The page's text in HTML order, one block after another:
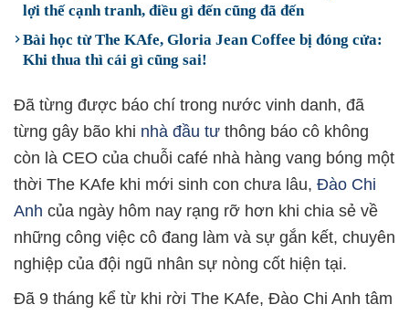
lợi thế cạnh tranh, điều gì đến cũng đã đến
Bài học từ The KAfe, Gloria Jean Coffee bị đóng cửa:
Khi thua thì cái gì cũng sai!
Đã từng được báo chí trong nước vinh danh, đã
từng gây bão khi nhà đầu tư thông báo cô không
còn là CEO của chuỗi café nhà hàng vang bóng một
thời The KAfe khi mới sinh con chưa lâu, Đào Chi
Anh của ngày hôm nay rạng rỡ hơn khi chia sẻ về
những công việc cô đang làm và sự gắn kết, chuyên
nghiệp của đội ngũ nhân sự nòng cốt hiện tại.
Đã 9 tháng kể từ khi rời The KAfe, Đào Chi Anh tâm